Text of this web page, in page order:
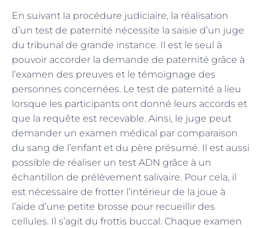
En suivant la procédure judiciaire, la réalisation
d’un test de paternité nécessite la saisie d’un juge
du tribunal de grande instance. Il est le seul à
pouvoir accorder la demande de paternité grâce à
l’examen des preuves et le témoignage des
personnes concernées. Le test de paternité a lieu
lorsque les participants ont donné leurs accords et
que la requête est recevable. Ainsi, le juge peut
demander un examen médical par comparaison
du sang de l’enfant et du père présumé. Il est aussi
possible de réaliser un test ADN grâce à un
échantillon de prélèvement salivaire. Pour cela, il
est nécessaire de frotter l’intérieur de la joue à
l’aide d’une petite brosse pour recueillir des
cellules. Il s’agit du frottis buccal. Chaque examen